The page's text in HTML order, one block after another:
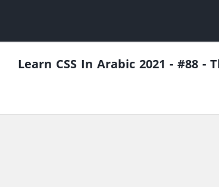
Learn CSS In Arabic 2021 - #88 -